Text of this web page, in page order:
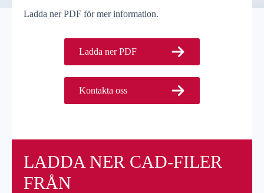
Ladda ner PDF för mer information.
Ladda ner PDF
Kontakta oss
LADDA NER CAD-FILER
FRÅN